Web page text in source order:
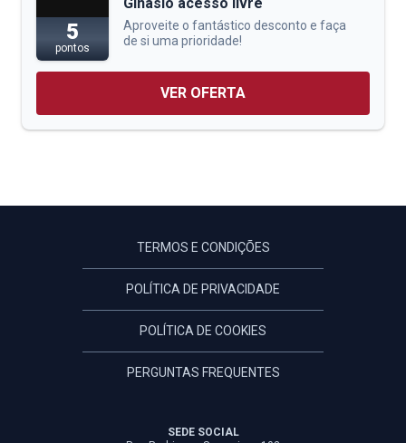
5
pontos
Aproveite o fantástico desconto e faça
de si uma prioridade!
VER OFERTA
TERMOS E CONDIÇÕES
POLÍTICA DE PRIVACIDADE
POLÍTICA DE COOKIES
PERGUNTAS FREQUENTES
SEDE SOCIAL